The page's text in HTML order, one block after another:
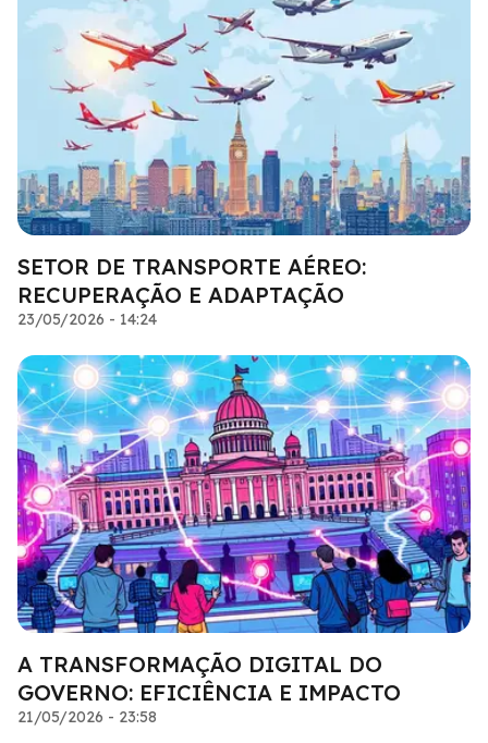
SETOR DE TRANSPORTE AÉREO:
RECUPERAÇÃO E ADAPTAÇÃO
23/05/2026 - 14:24
A TRANSFORMAÇÃO DIGITAL DO
GOVERNO: EFICIÊNCIA E IMPACTO
21/05/2026 - 23:58